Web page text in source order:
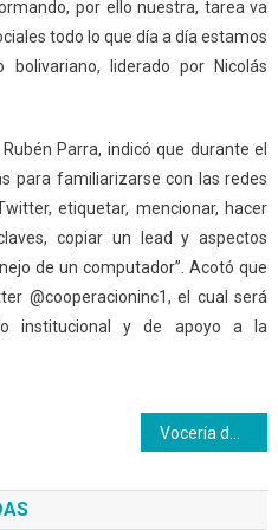
por ello nuestra, tarea va
todo lo que día a día estamos
bolivariano, liderado por Nicolás
Parra, indicó que durante el
para familiarizarse con las redes
etiquetar, mencionar, hacer
copiar un lead y aspectos
de un computador”. Acotó que
@cooperacioninc1, el cual será
institucional y de apoyo a la